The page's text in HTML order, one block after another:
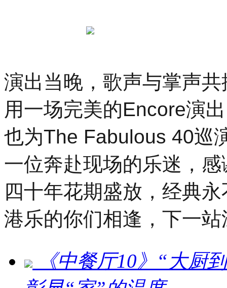
演出当晚，歌声与掌声
用一场完美的Encore演
也为The Fabulous 40巡
一位奔赴现场的乐迷，
四十年花期盛放，经典
港乐的你们相逢，下一
《中餐厅10》“大厨